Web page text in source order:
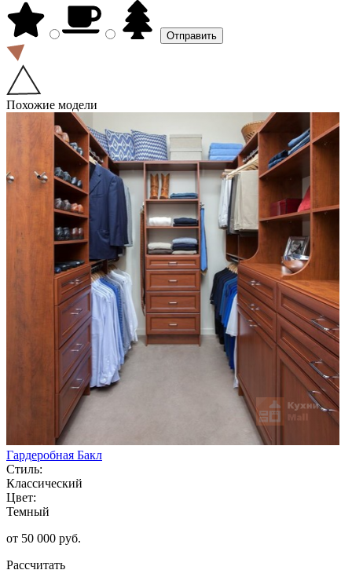
Похожие модели
Гардеробная Бакл
Стиль:
Классический
Цвет:
Темный
от 50 000 руб.
Рассчитать